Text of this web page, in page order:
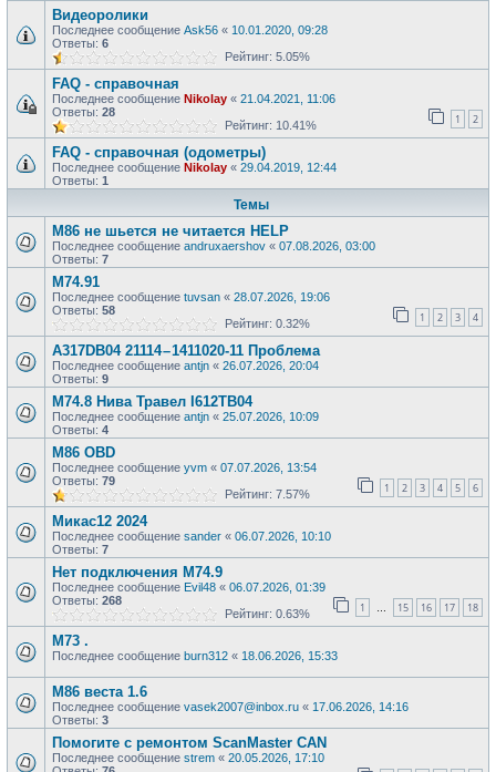
Видеоролики
Последнее сообщение Ask56 « 10.01.2020, 09:28
Ответы: 6
Рейтинг: 5.05%
FAQ - справочная
Последнее сообщение Nikolay « 21.04.2021, 11:06
Ответы: 28 1 2
Рейтинг: 10.41%
FAQ - справочная (одометры)
Последнее сообщение Nikolay « 29.04.2019, 12:44
Ответы: 1
Темы
М86 не шьется не читается HELP
Последнее сообщение andruxaershov « 07.08.2026, 03:00
Ответы: 7
M74.91
Последнее сообщение tuvsan « 28.07.2026, 19:06
Ответы: 58 1 2 3 4
Рейтинг: 0.32%
A317DB04 21114 – 1411020-11 Проблема
Последнее сообщение antjn « 26.07.2026, 20:04
Ответы: 9
М74.8 Нива Травел I612TB04
Последнее сообщение antjn « 25.07.2026, 10:09
Ответы: 4
М86 OBD
Последнее сообщение yvm « 07.07.2026, 13:54
Ответы: 79 1 2 3 4 5 6
Рейтинг: 7.57%
Микас12 2024
Последнее сообщение sander « 06.07.2026, 10:10
Ответы: 7
Нет подключения M74.9
Последнее сообщение Evil48 « 06.07.2026, 01:39
Ответы: 268 1 … 15 16 17 18
Рейтинг: 0.63%
М73 .
Последнее сообщение burn312 « 18.06.2026, 15:33
М86 веста 1.6
Последнее сообщение vasek2007@inbox.ru « 17.06.2026, 14:16
Ответы: 3
Помогите с ремонтом ScanMaster CAN
Последнее сообщение strem « 20.05.2026, 17:10